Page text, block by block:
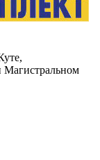
Магистральном